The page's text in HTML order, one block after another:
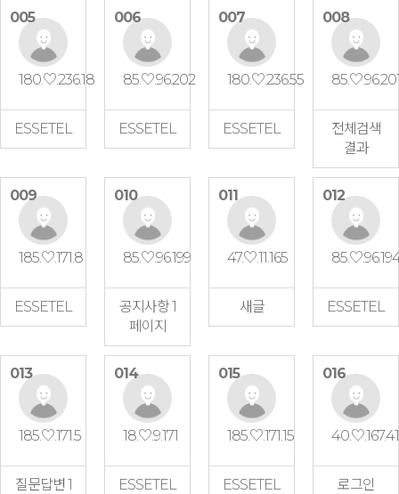
005
180.♡.236.18
ESSETEL
006
85.♡.96.202
ESSETEL
007
180.♡.236.55
ESSETEL
008
전체검색
결과
009
185.♡.171.8
ESSETEL
010
85.♡.96.199
공지사항 1
페이지
011
47.♡.11.165
새글
012
ESSETEL
013
185.♡.171.5
질문답변 1
014
18.♡.9.171
ESSETEL
015
185.♡.171.15
ESSETEL
016
40.♡.167.41
로그인